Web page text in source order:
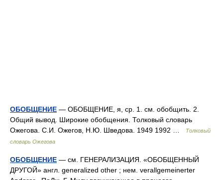
ОБОБЩЕНИЕ — ОБОБЩЕНИЕ, я, ср. 1. см. обобщить. 2.
Общий вывод. Широкие обобщения. Толковый словарь
Ожегова. С.И. Ожегов, Н.Ю. Шведова. 1949 1992 …
Толковый
словарь Ожегова
ОБОБЩЕНИЕ — см. ГЕНЕРАЛИЗАЦИЯ. «ОБОБЩЕННЫЙ
ДРУГОЙ» англ. generalized other ; нем. verallgemeinerter